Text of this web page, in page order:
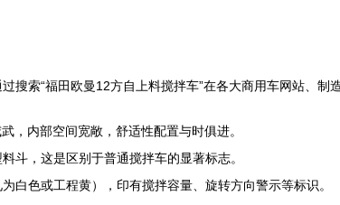
搜索“福田欧曼12方自上料搅拌车”在各大商用车网站、制
，内部空间宽敞，舒适性配置与时俱进。
斗，这是区别于普通搅拌车的显著标志。
白色或工程黄），印有搅拌容量、旋转方向警示等标识。